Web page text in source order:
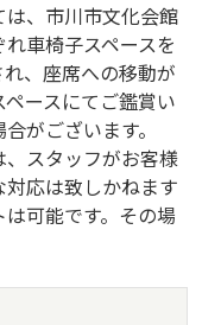
、市川市文化会館
車椅子スペースを
、座席への移動が
ースにてご鑑賞い
がございます。
スタッフがお客様
応は致しかねます
可能です。その場